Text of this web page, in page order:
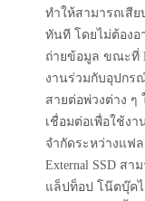
ทำให้สามารถเสี
ทันที โดยไม่ต้องอ
ถ่ายข้อมูล ขณะที่
งานร่วมกับอุปกร
สายต่อพ่วงต่าง ๆ
เชื่อมต่อเพื่อใช้ง
จำกัดระหว่างแฟล
External SSD ส
แล็ปท็อป โน๊ตบุ๊คไ